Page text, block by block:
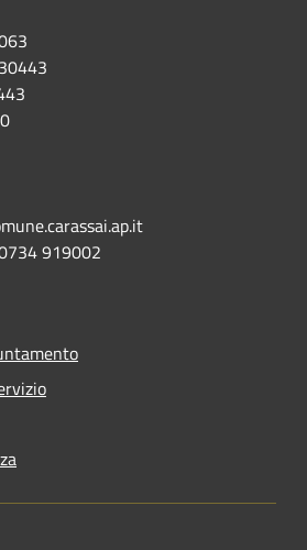
919002